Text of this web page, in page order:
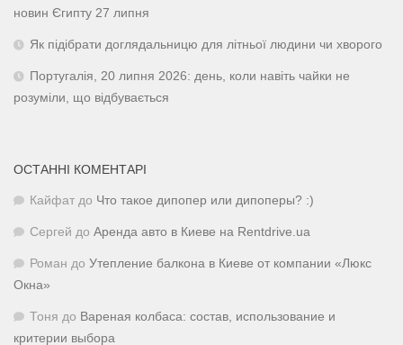
новин Єгипту 27 липня
Як підібрати доглядальницю для літньої людини чи хворого
Португалія, 20 липня 2026: день, коли навіть чайки не
розуміли, що відбувається
ОСТАННІ КОМЕНТАРІ
Кайфат до Что такое дипопер или дипоперы? :)
Сергей до Аренда авто в Киеве на Rentdrive.ua
Роман до Утепление балкона в Киеве от компании «Люкс
Окна»
Тоня до Вареная колбаса: состав, использование и
критерии выбора